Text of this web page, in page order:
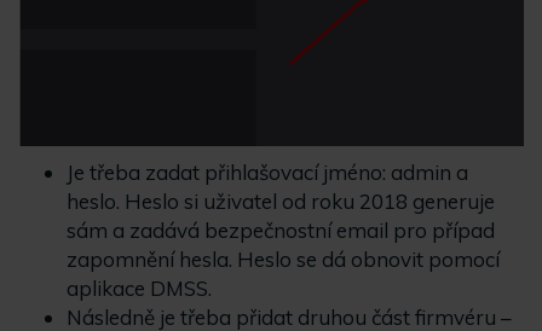
Je třeba zadat přihlašovací jméno: admin a
heslo. Heslo si uživatel od roku 2018 generuje
sám a zadává bezpečnostní email pro případ
zapomnění hesla. Heslo se dá obnovit pomocí
aplikace DMSS.
Následně je třeba přidat druhou část firmvéru –